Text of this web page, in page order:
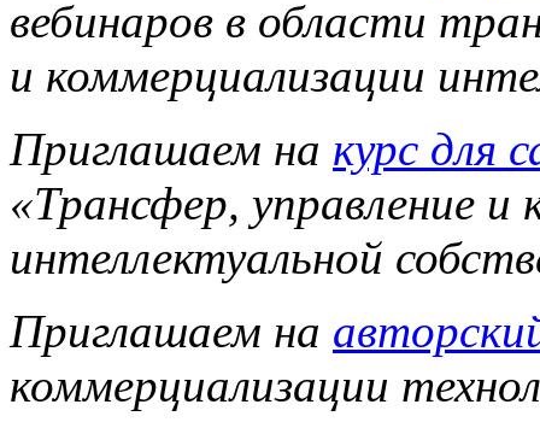
вебинаров в области
и коммерциализации
Приглашаем на курс для
«Трансфер, управление и
интеллектуальной
Приглашаем на
коммерциализации